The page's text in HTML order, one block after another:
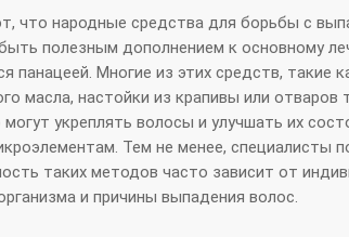
что народные средства для борьбы с
полезным дополнением к основному
панацеей. Многие из этих средств, такие
масла, настойки из крапивы или отваров
укреплять волосы и улучшать их
Тем не менее, специалисты
таких методов часто зависит от
и причины выпадения волос.